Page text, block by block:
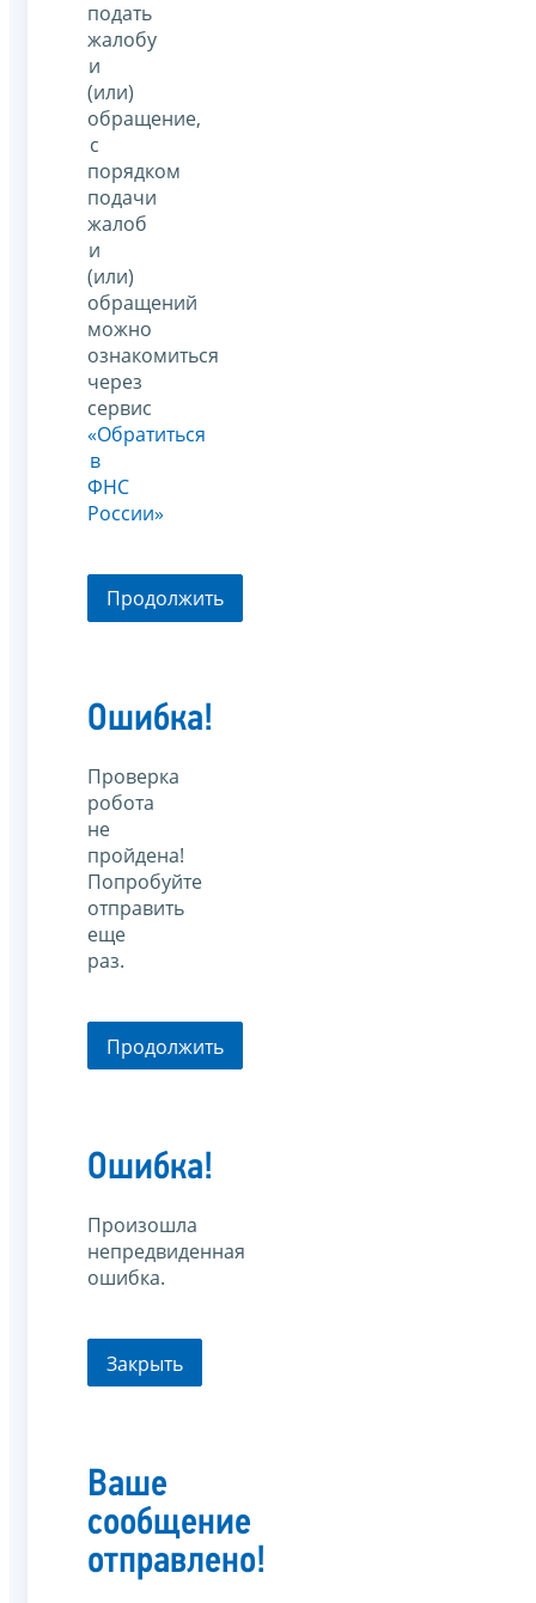
подать
жалобу
и
(или)
обращение,
с
порядком
подачи
жалоб
и
(или)
обращений
можно
ознакомиться
через
сервис
«Обратиться
в
ФНС
России»
Продолжить
Ошибка!
Проверка
робота
не
пройдена!
Попробуйте
отправить
еще
раз.
Продолжить
Ошибка!
Произошла
непредвиденная
ошибка.
Закрыть
Ваше
сообщение
отправлено!